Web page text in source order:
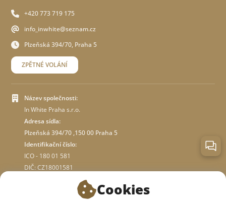
+420 773 719 175
info_inwhite@seznam.cz
Plzeňská 394/70, Praha 5
ZPĚTNÉ VOLÁNÍ
Název společnosti:
In White Praha s.r.o.
Adresa sídla:
Plzeňská 394/70 ,150 00 Praha 5
Identifikační číslo:
ICO - 180 01 581
DIČ: CZ18001581
Cookies